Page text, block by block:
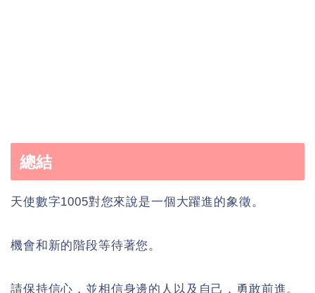
總結
天使數字1005對您來說是一個大躍進的象徵。
機會和新的階段等待著您。
請保持信心，並相信身邊的人以及自己，勇敢前進。